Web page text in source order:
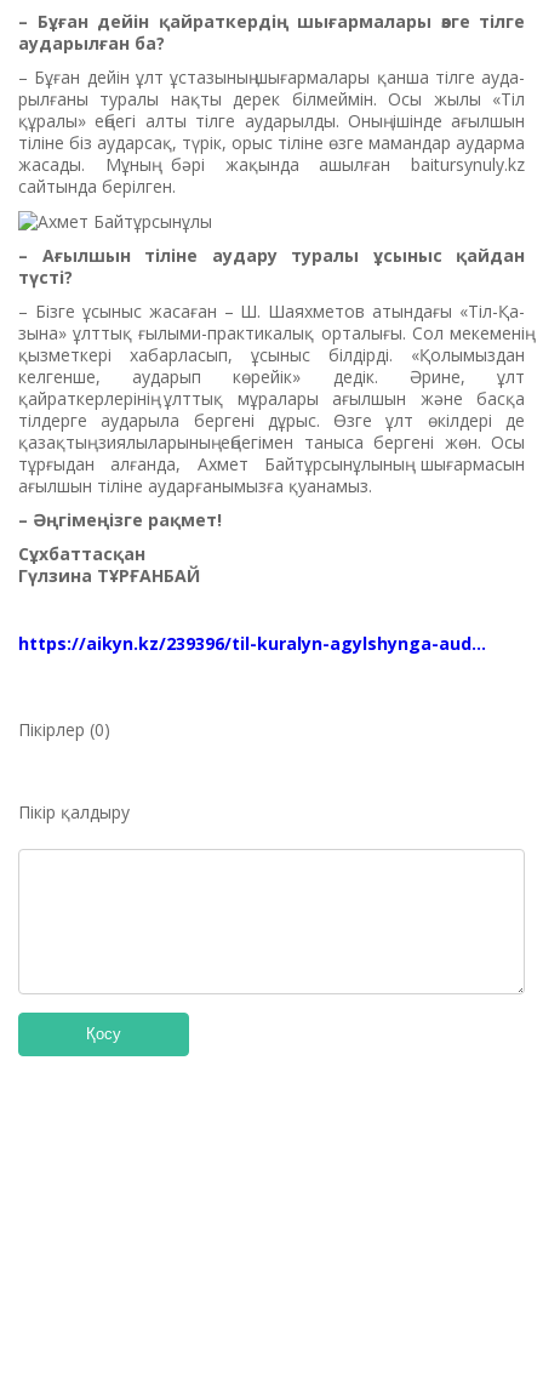
– Бұған дейін қайраткердің шы­ғармалары өзге тілге
аударыл­ған ба?
– Бұған дейін ұлт ұстазының шығарма­лары қанша тілге ауда­
рылғаны туралы нақты дерек біл­меймін. Осы жылы «Тіл
құра­лы» еңбегі алты тілге аударылды. Оның ішінде ағылшын
тіліне біз аударсақ, түрік, орыс тіліне өзге мамандар аударма
жасады. Мұ­ның бәрі жақында ашылған baitursynuly.kz
сайтында берілген.
– Ағылшын тіліне аудару туралы ұсыныс қайдан
түсті?
– Бізге ұсыныс жасаған – Ш. Ша­ях­метов атындағы «Тіл-Қа­
зы­на» ұлттық ғылыми-практика­лық орталығы. Сол мекеменің
қызметкері хабарласып, ұсыныс білдірді. «Қолымыздан
келгенше, аударып көрейік» дедік. Әрине, ұлт
қайраткерлерінің ұлттық мұралары ағылшын және басқа
тілдерге аударыла бергені дұрыс. Өзге ұлт өкілдері де
қазақтың зиялыларының еңбегімен таныса бергені жөн. Осы
тұрғыдан ал­ған­да, Ахмет Байтұрсын­ұлының шығармасын
ағылшын тіліне аударғанымызға қуанамыз.
– Әңгімеңізге рақмет!
Сұхбаттасқан
Гүлзина ТҰРҒАНБАЙ
https://aikyn.kz/239396/til-kuralyn-agylshynga-aud...
Пікірлер (0)
Пікір қалдыру
Қосу